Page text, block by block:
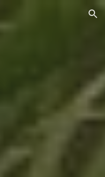
Skip to navigation